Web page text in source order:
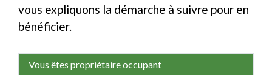
vous expliquons la démarche à suivre pour en
bénéficier.
Vous êtes propriétaire occupant